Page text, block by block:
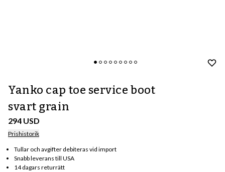
Yanko cap toe service boot
svart grain
294 USD
Prishistorik
Tullar och avgifter debiteras vid import
Snabb leverans till USA
14 dagars returrätt